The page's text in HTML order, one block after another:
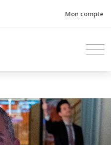
Mon compte